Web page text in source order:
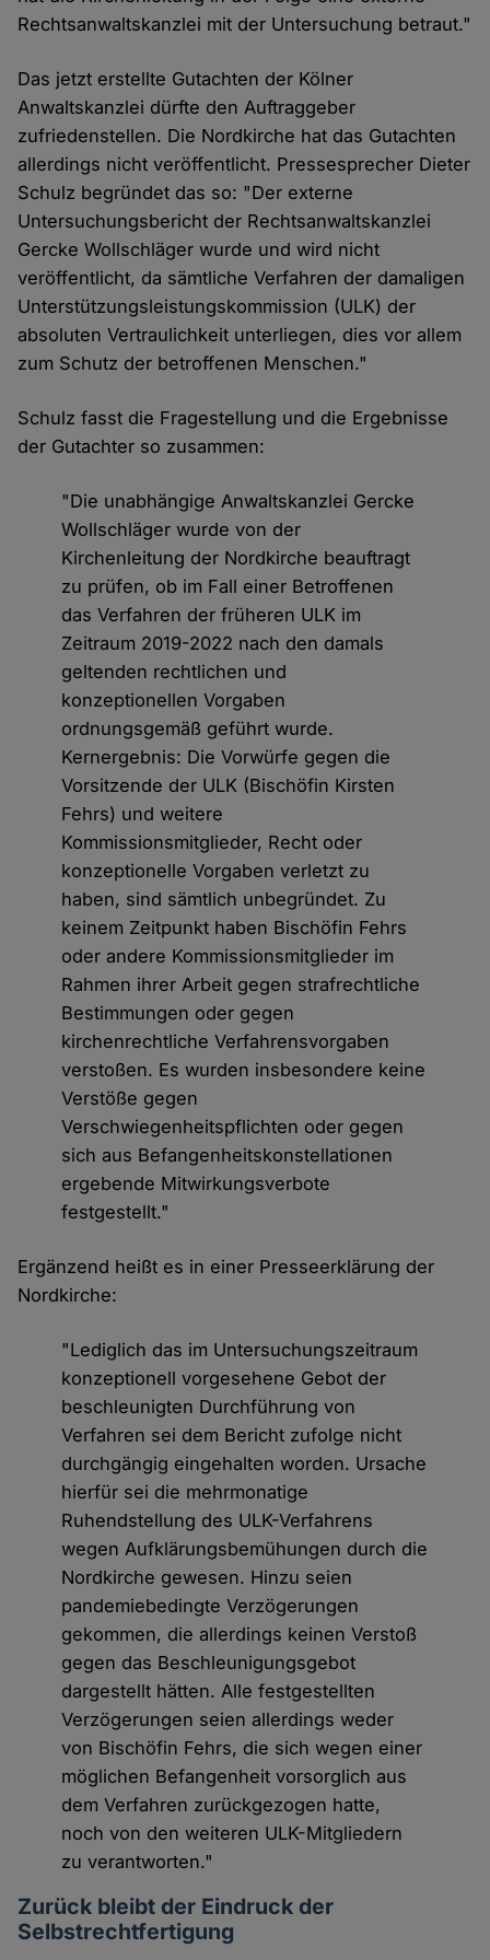
Rechtsanwaltskanzlei mit der Untersuchung betraut."
Das jetzt erstellte Gutachten der Kölner
Anwaltskanzlei dürfte den Auftraggeber
zufriedenstellen. Die Nordkirche hat das Gutachten
allerdings nicht veröffentlicht. Pressesprecher Dieter
Schulz begründet das so: "Der externe
Untersuchungsbericht der Rechtsanwaltskanzlei
Gercke Wollschläger wurde und wird nicht
veröffentlicht, da sämtliche Verfahren der damaligen
Unterstützungsleistungskommission (ULK) der
absoluten Vertraulichkeit unterliegen, dies vor allem
zum Schutz der betroffenen Menschen."
Schulz fasst die Fragestellung und die Ergebnisse
der Gutachter so zusammen:
"Die unabhängige Anwaltskanzlei Gercke
Wollschläger wurde von der
Kirchenleitung der Nordkirche beauftragt
zu prüfen, ob im Fall einer Betroffenen
das Verfahren der früheren ULK im
Zeitraum 2019-2022 nach den damals
geltenden rechtlichen und
konzeptionellen Vorgaben
ordnungsgemäß geführt wurde.
Kernergebnis: Die Vorwürfe gegen die
Vorsitzende der ULK (Bischöfin Kirsten
Fehrs) und weitere
Kommissionsmitglieder, Recht oder
konzeptionelle Vorgaben verletzt zu
haben, sind sämtlich unbegründet. Zu
keinem Zeitpunkt haben Bischöfin Fehrs
oder andere Kommissionsmitglieder im
Rahmen ihrer Arbeit gegen strafrechtliche
Bestimmungen oder gegen
kirchenrechtliche Verfahrensvorgaben
verstoßen. Es wurden insbesondere keine
Verstöße gegen
Verschwiegenheitspflichten oder gegen
sich aus Befangenheitskonstellationen
ergebende Mitwirkungsverbote
festgestellt."
Ergänzend heißt es in einer Presseerklärung der
Nordkirche:
"Lediglich das im Untersuchungszeitraum
konzeptionell vorgesehene Gebot der
beschleunigten Durchführung von
Verfahren sei dem Bericht zufolge nicht
durchgängig eingehalten worden. Ursache
hierfür sei die mehrmonatige
Ruhendstellung des ULK-Verfahrens
wegen Aufklärungsbemühungen durch die
Nordkirche gewesen. Hinzu seien
pandemiebedingte Verzögerungen
gekommen, die allerdings keinen Verstoß
gegen das Beschleunigungsgebot
dargestellt hätten. Alle festgestellten
Verzögerungen seien allerdings weder
von Bischöfin Fehrs, die sich wegen einer
möglichen Befangenheit vorsorglich aus
dem Verfahren zurückgezogen hatte,
noch von den weiteren ULK-Mitgliedern
zu verantworten."
Zurück bleibt der Eindruck der
Selbstrechtfertigung